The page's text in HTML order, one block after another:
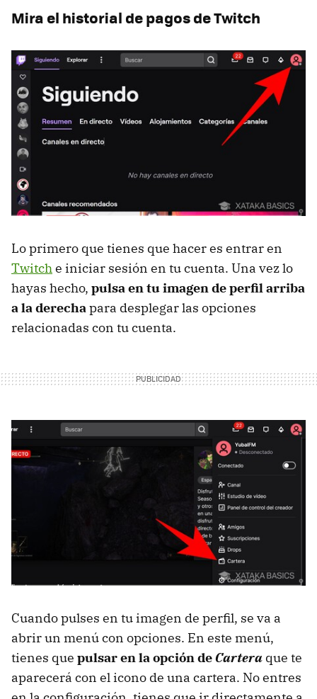
Mira el historial de pagos de Twitch
Lo primero que tienes que hacer es entrar en
Twitche iniciar sesión en tu cuenta. Una vez lo
hayas hecho, pulsa en tu imagen de perfil arriba
a la derechapara desplegar las opciones
relacionadas con tu cuenta.
Cuando pulses en tu imagen de perfil, se va a
abrir un menú con opciones. En este menú,
tienes que pulsar en la opción deCartera que te
aparecerá con el icono de una cartera. No entres